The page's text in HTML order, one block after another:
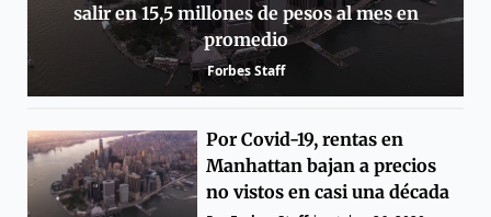
salir en 15,5 millones de pesos al mes en
promedio
Forbes Staff
Por Covid-19, rentas en
Manhattan bajan a precios
no vistos en casi una década